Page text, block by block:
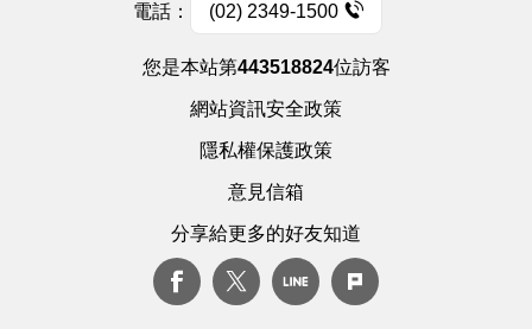
電話： (02) 2349-1500
您是本站第443518824位訪客
網站資訊安全政策
隱私權保護政策
意見信箱
分享給更多的好友知道